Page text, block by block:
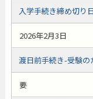
入学手続き締め切り
2026年2月3日
渡日前手続き-受験の
要